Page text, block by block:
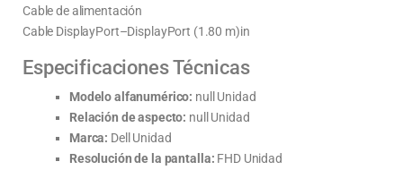
Cable de alimentación
Cable DisplayPort–DisplayPort (1.80 m)in
Especificaciones Técnicas
Modelo alfanumérico: null Unidad
Relación de aspecto: null Unidad
Marca: Dell Unidad
Resolución de la pantalla: FHD Unidad